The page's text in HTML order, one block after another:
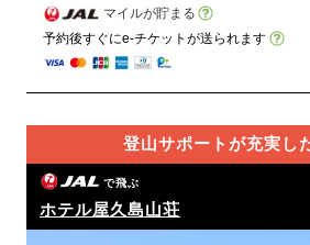
マイルが貯まる
予約後すぐにe-チケットが送られます
登山サポートが充実し
で飛ぶ
ホテル屋久島山荘